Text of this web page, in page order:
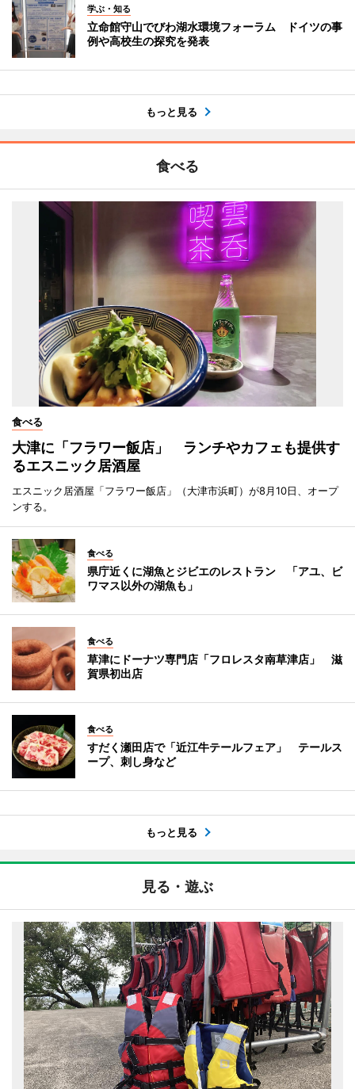
学ぶ・知る
立命館守山でびわ湖水環境フォーラム ドイツの事
例や高校生の探究を発表
もっと見る
食べる
食べる
大津に「フラワー飯店」 ランチやカフェも提供す
るエスニック居酒屋
エスニック居酒屋「フラワー飯店」（大津市浜町）が8月10日、オープ
ンする。
食べる
県庁近くに湖魚とジビエのレストラン 「アユ、ビ
ワマス以外の湖魚も」
食べる
草津にドーナツ専門店「フロレスタ南草津店」 滋
賀県初出店
食べる
すだく瀬田店で「近江牛テールフェア」 テールス
ープ、刺し身など
もっと見る
見る・遊ぶ